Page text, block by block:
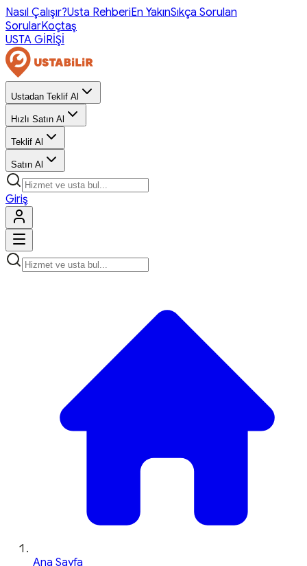
Nasıl Çalışır?Usta RehberiEn YakınSıkça Sorulan
SorularKoçtaş
USTA GİRİŞİ
Ustadan Teklif Al
Hızlı Satın Al
Teklif Al
Satın Al
Giriş
Ana Sayfa